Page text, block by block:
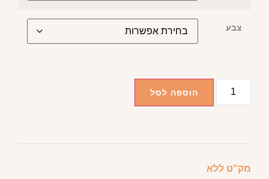
צבע
הוספה לסל
מק"ט ללא